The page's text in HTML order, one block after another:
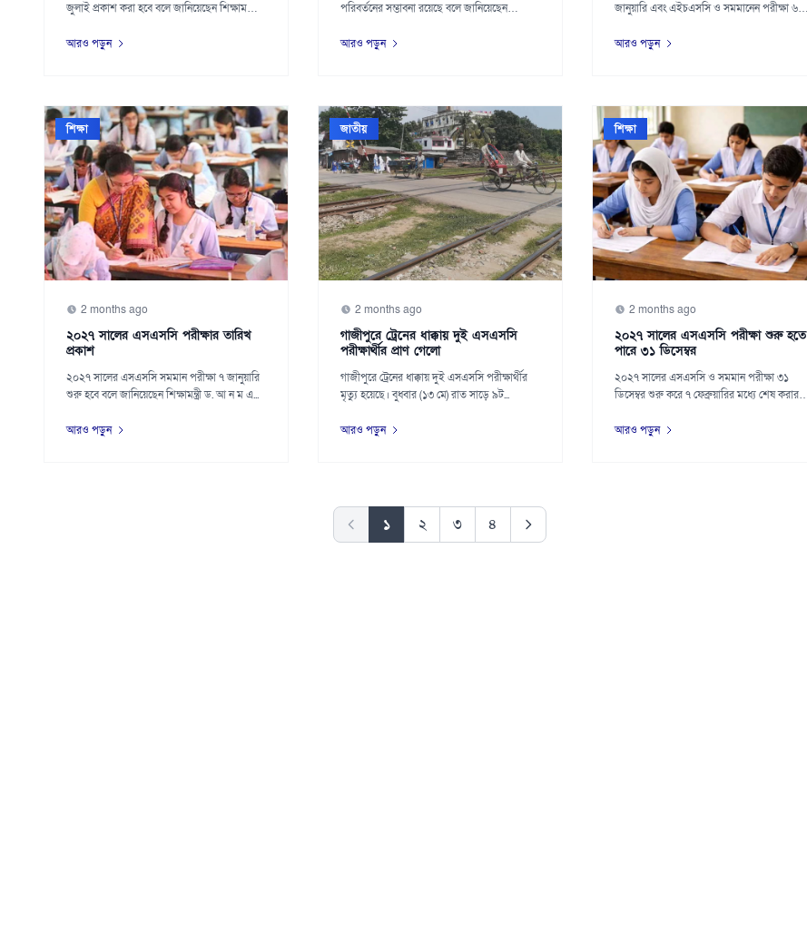
জুলাই প্রকাশ করা হবে বলে জানিয়েছেন শিক্ষামন্ত্রী
আরও পড়ুন
পরিবর্তনের সম্ভাবনা রয়েছে বলে জানিয়েছেন
আরও পড়ুন
জানুয়ারি এবং এইচএসসি ও সমমানেন পরীক্ষা ৬
আরও পড়ুন
শিক্ষা
2 months ago
২০২৭ সালের এসএসসি পরীক্ষার তারিখ
প্রকাশ
২০২৭ সালের এসএসসি সমমান পরীক্ষা ৭ জানুয়ারি
শুরু হবে বলে জানিয়েছেন শিক্ষামন্ত্রী ড. আ ন ম এ...
আরও পড়ুন
জাতীয়
2 months ago
গাজীপুরে ট্রেনের ধাক্কায় দুই এসএসসি
পরীক্ষার্থীর প্রাণ গেলো
গাজীপুরে ট্রেনের ধাক্কায় দুই এসএসসি পরীক্ষার্থীর
মৃত্যু হয়েছে। বুধবার (১৩ মে) রাত সাড়ে ৯ট...
আরও পড়ুন
শিক্ষা
2 months ago
২০২৭ সালের এসএসসি পরীক্ষা শুরু হতে
পারে ৩১ ডিসেম্বর
২০২৭ সালের এসএসসি ও সমমান পরীক্ষা ৩১
ডিসেম্বর শুরু করে ৭ ফেব্রুয়ারির মধ্যে শেষ করার
আরও পড়ুন
১ ২ ৩ ৪